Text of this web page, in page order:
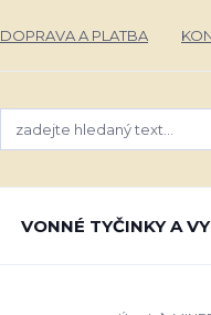
DOPRAVA A PLATBA
VONNÉ TYČINKY A